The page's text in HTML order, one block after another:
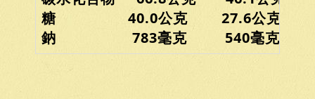
糖 40.0公克 27.6公克
鈉 783毫克 540毫克